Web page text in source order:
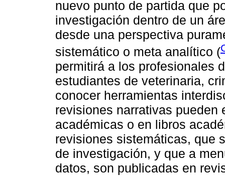
nuevo punto de partida que
investigación dentro de un
desde una perspectiva
sistemático o meta analítico (
permitirá a los profesionales
estudiantes de veterinaria,
conocer herramientas
revisiones narrativas pueden
académicas o en libros
revisiones sistemáticas, que
de investigación, y que a
datos, son publicadas en